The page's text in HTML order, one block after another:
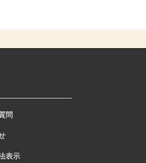
問
表示